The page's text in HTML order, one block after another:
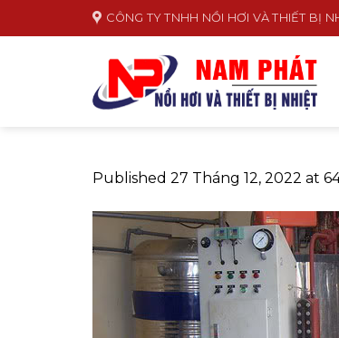
to
CÔNG TY TNHH NỒI HƠI VÀ THIẾT BỊ
Published 27 Tháng 12, 2022 at